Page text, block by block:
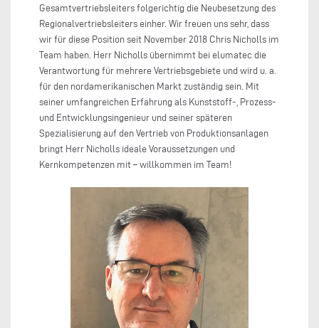
Gesamtvertriebsleiters folgerichtig die Neubesetzung des
Regionalvertriebsleiters einher. Wir freuen uns sehr, dass
wir für diese Position seit November 2018 Chris Nicholls im
Team haben. Herr Nicholls übernimmt bei elumatec die
Verantwortung für mehrere Vertriebsgebiete und wird u. a.
für den nordamerikanischen Markt zuständig sein. Mit
seiner umfangreichen Erfahrung als Kunststoff-, Prozess-
und Entwicklungsingenieur und seiner späteren
Spezialisierung auf den Vertrieb von Produktionsanlagen
bringt Herr Nicholls ideale Voraussetzungen und
Kernkompetenzen mit – willkommen im Team!